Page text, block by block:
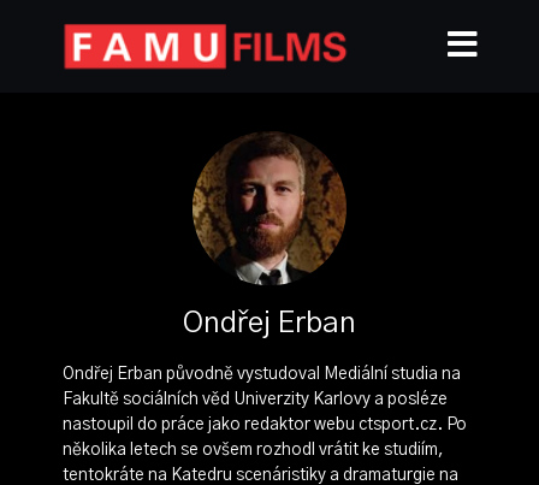
Ondřej Erban
Ondřej Erban původně vystudoval Mediální studia na
Fakultě sociálních věd Univerzity Karlovy a posléze
nastoupil do práce jako redaktor webu ctsport.cz. Po
několika letech se ovšem rozhodl vrátit ke studiím,
tentokráte na Katedru scenáristiky a dramaturgie na